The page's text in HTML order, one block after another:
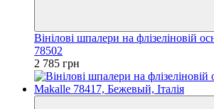
Вінілові шпалери на флізеліновій
78502
2 785 грн